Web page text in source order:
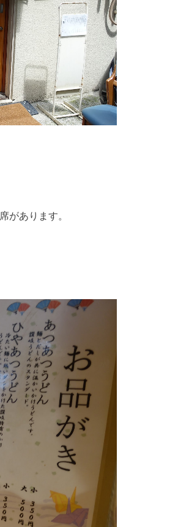
があります。